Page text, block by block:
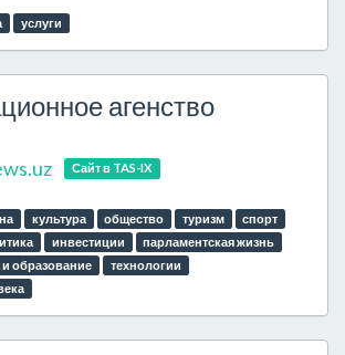
услуги
агенство
Сайт в TAS-IX
культура общество туризм
спорт
инвестиции
парламентская жизнь
и образование
технологии